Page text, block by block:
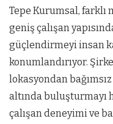
Tepe Kurumsal, farklı
geniş çalışan
güçlendirmeyi insan
konumlandırıyor.
lokasyondan
altında buluşturmayı
çalışan deneyimi ve